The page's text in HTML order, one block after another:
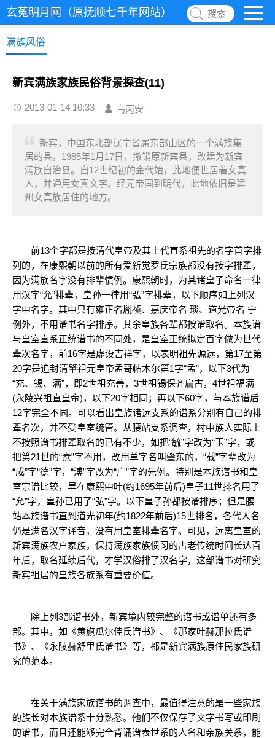
玄菟明月网（原抚顺七千年网站） 搜索
满族风俗
新宾满族家族民俗背景探查(11)
2013-01-14 10:33 乌丙安
新宾，中国东北部辽宁省属东部山区的一个满族集
居的县。1985年1月17日，撤销原新宾县，改建为新宾
满族自治县。自12世纪初的金代始，此地便世居着女真
人，并通用女真文字。经元帝国到明代，此地依旧是建
州女真族居住的地方。
前13个字都是按清代皇帝及其上代直系祖先的名字首字排
列的，在康熙朝以前的所有爱新觉罗氏宗族都没有按字排辈，
因为满族名字没有排辈惯例。康熙朝时，为其诸皇子命名一律
用汉字“允”排辈，皇孙一律用“弘”字排辈，以下顺序如上列汉
字中名字。其中只有雍正名胤祯、嘉庆帝名 琰、道光帝名 宁
例外，不用谱书名字排序。其余皇族各辈都按谱取名。本族谱
与皇室直系正统谱书的不同处，是皇室正统拟定百字做为世代
辈次名字，前16字是虚设吉祥字，以表明祖先源远，第17至第
20字是追封清肇祖元皇帝孟哥帖木尔第1字“孟”，以下3代为
“充、锡、满”，即2世祖充善，3世祖锡保齐扁古，4世祖福满
(永陵兴祖直皇帝)，以下20字相同；再以下60字，与本族谱后
12字完全不同。可以看出皇族诸远支系的谱系分别有自己的排
辈名次，并不受皇室统管。从腰站支系调查，村中族人实际上
不按照谱书排辈取名的已有不少，如把“毓”字改为“玉”字，或
把第21世的“焘”字不用，改用单字名叫肇东的，“载”字辈改为
“成”字“德”字，“溥”字改为“广”字的先例。特别是本族谱书和皇
室宗谱比较，早在康熙中叶(约1695年前后)皇子11世排名用了
“允”字，皇孙已用了“弘”字。以下皇子孙都按谱排序；但是腰
站本族谱书直到道光初年(约1822年前后)15世排名，各代人名
仍是满名汉字译音，没有用皇室排辈名字。可见，远离皇室的
新宾满族农户家族，保持满族家族惯习的古老传统时间长达百
年后，取名延续后代，才学汉俗排了汉名字，这部谱书对研究
新宾祖居的皇族各族系有重要价值。
除上列3部谱书外，新宾境内较完整的谱书或谱单还有多
部。其中，如《黄旗瓜尔佳氏谱书》、《那家叶赫那拉氏谱
书》、《永陵赫舒里氏谱书》等，都是新宾满族原住民家族研
究的范本。
在关于满族家族谱书的调查中，最值得注意的是一些家族
的族长对本族谱系十分熟悉。他们不仅保存了文字书写或印刷
的谱书，而且还能够完全背诵谱表世系的人名和亲族关系，能